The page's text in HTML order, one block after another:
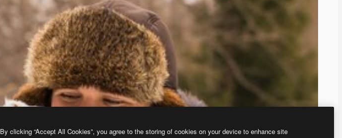
By clicking “Accept All Cookies”, you agree to the storing of cookies on your device to enhance site